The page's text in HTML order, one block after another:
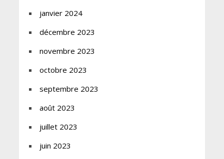
janvier 2024
décembre 2023
novembre 2023
octobre 2023
septembre 2023
août 2023
juillet 2023
juin 2023